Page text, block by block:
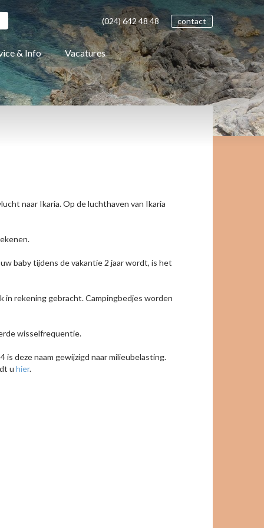
(024)642 4848 contact
& Info Vacatures
naar Ikaria. Op de luchthaven van Ikaria
baby tijdens de vakantie 2 jaar wordt, is het
in rekening gebracht. Campingbedjes worden
wisselfrequentie.
deze naam gewijzigd naar milieubelasting.
u hier.